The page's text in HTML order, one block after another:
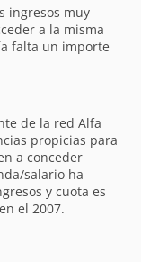
ingresos muy
a la misma
falta un importe
de la red Alfa
propicias para
a conceder
salario ha
y cuota es
el 2007.